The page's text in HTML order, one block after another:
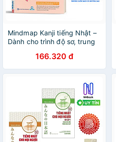
Mindmap Kanji tiếng Nhật –
Dành cho trình độ sơ, trung
166.320 đ